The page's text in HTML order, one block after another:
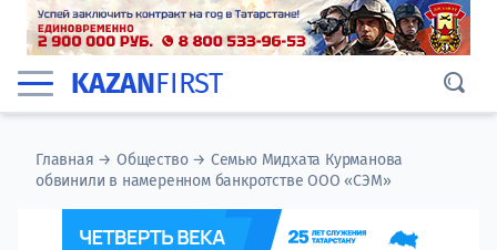
KAZANFIRST
Главная →Общество→ Семью Мидхата Курманова
обвинили в намеренном банкротстве ООО «СЭМ»